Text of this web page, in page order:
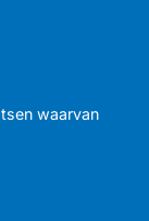
waarvan